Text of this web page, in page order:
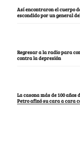
Así encontraron el cuerpo
escondido por un general
Regresar a la radio para
contra la depresión
La casona más de 100
Petro afinó su cara a cara